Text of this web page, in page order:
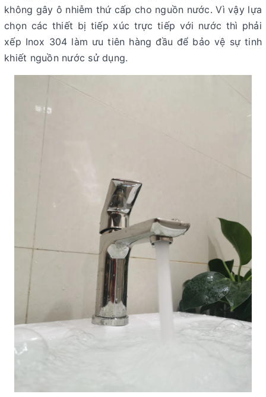
không gây ô nhiễm thứ cấp cho nguồn nước. Vì vậy lựa
chọn các thiết bị tiếp xúc trực tiếp với nước thì phải
xếp Inox 304 làm ưu tiên hàng đầu để bảo vệ sự tinh
khiết nguồn nước sử dụng.